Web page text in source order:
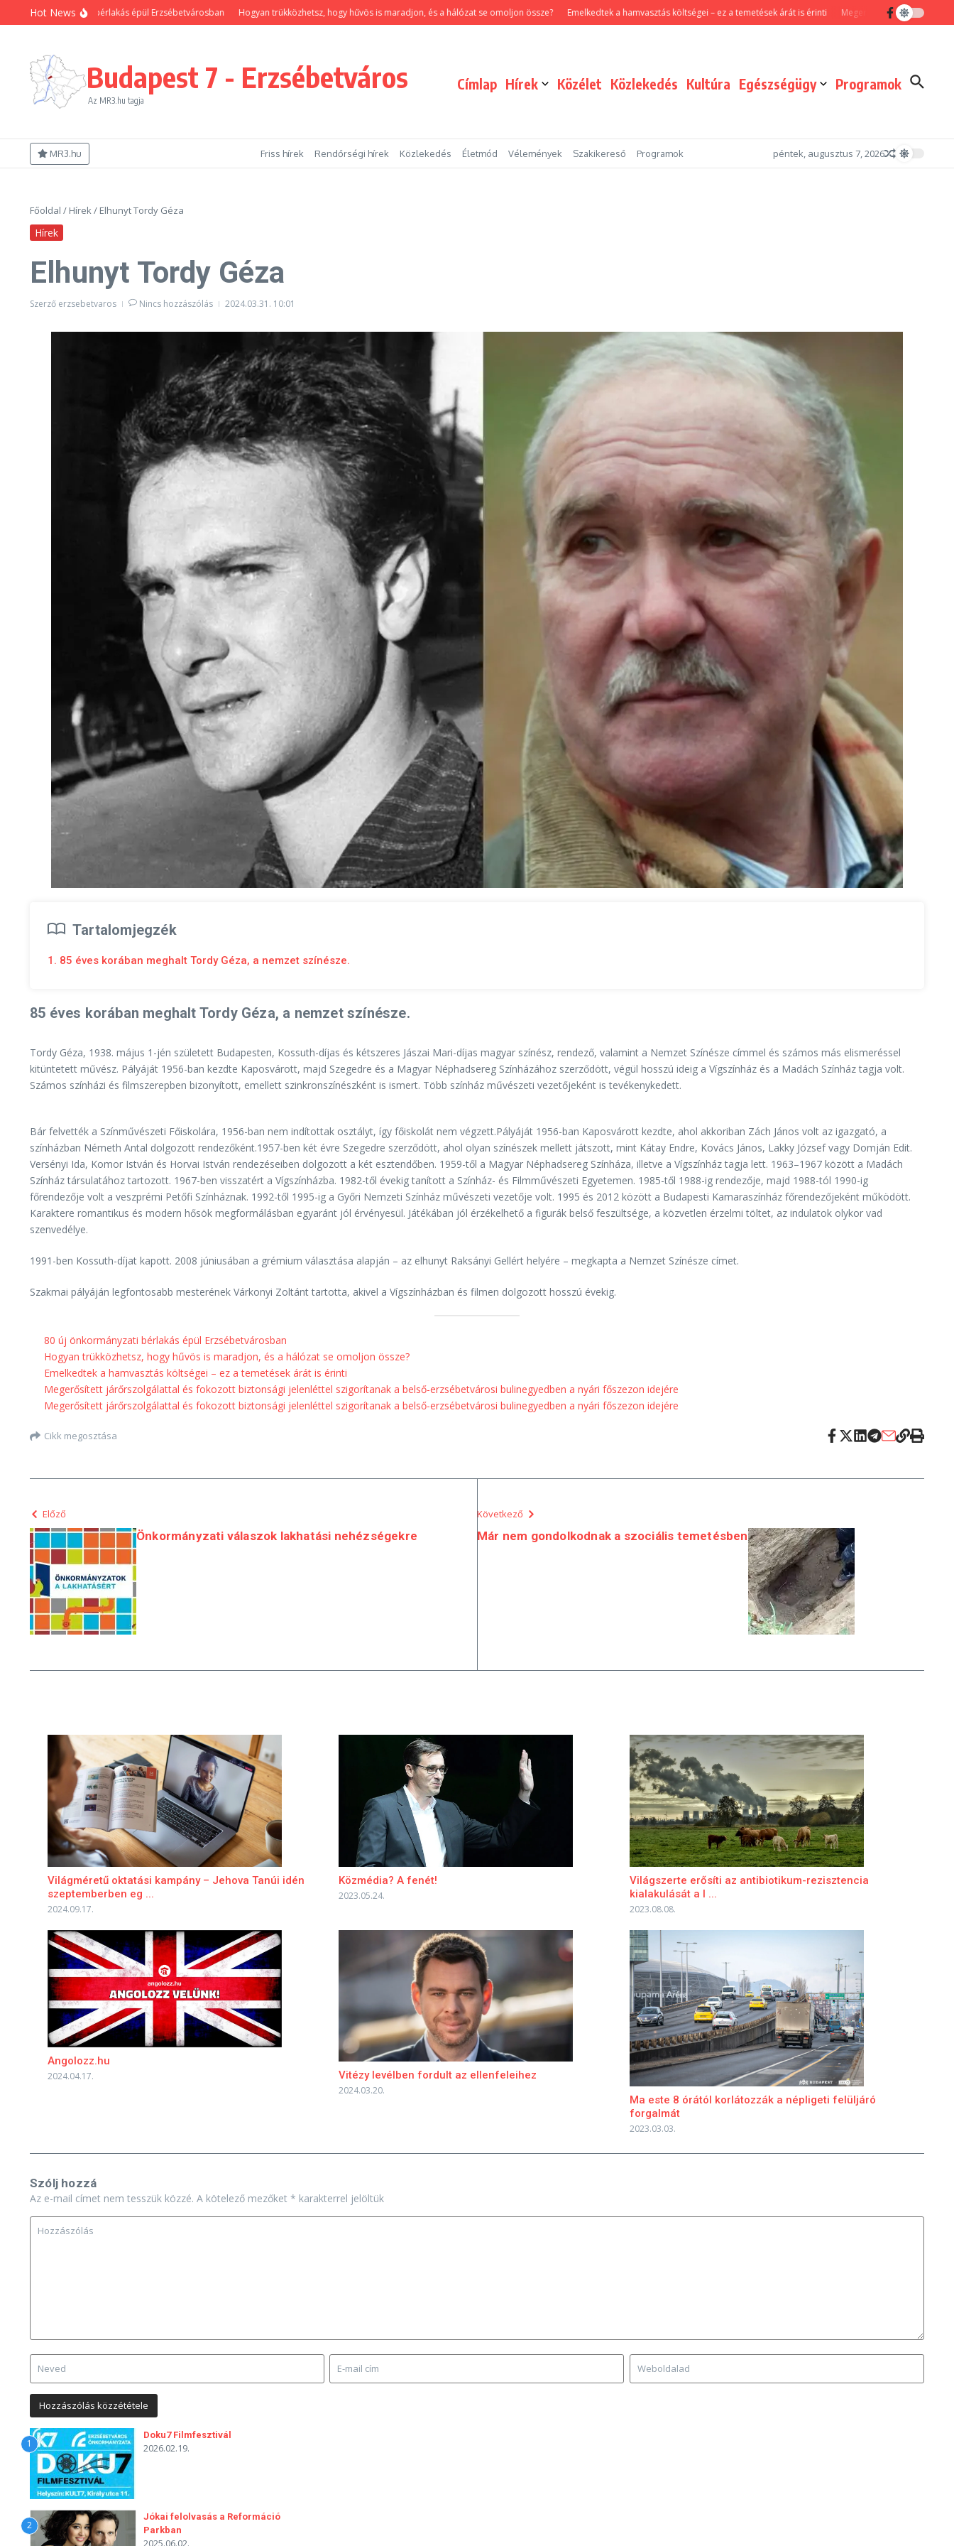
Ugrás a tartalomhoz
Hot Newsbérlakás épül Erzsébetvárosban Hogyan trükközhetsz, hogy hűvös is maradjon, és a hálózat se omoljon össze? Emelkedtek a hamvasztás költségei – ez a temetések árát is érinti Megerősített járőrszolgálattal és
Budapest 7 - Erzsébetváros
Az MR3.hu tagja
Címlap Hírek Közélet Közlekedés Kultúra Egészségügy Programok
MR3.hu Friss hírek Rendőrségi hírek Közlekedés Életmód Vélemények Szakikereső Programok péntek, augusztus 7, 2026
Főoldal / Hírek/ Elhunyt Tordy Géza
Hírek
Elhunyt Tordy Géza
Szerző erzsebetvaros Nincs hozzászólás 2024.03.31. 10:01
Tartalomjegzék
1. 85 éves korában meghalt Tordy Géza, a nemzet színésze.
85 éves korában meghalt Tordy Géza, a nemzet színésze.
Tordy Géza, 1938. május 1-jén született Budapesten, Kossuth-díjas és kétszeres Jászai Mari-díjas magyar színész, rendező, valamint a Nemzet Színésze címmel és számos más elismeréssel
kitüntetett művész. Pályáját 1956-ban kezdte Kaposvárott, majd Szegedre és a Magyar Néphadsereg Színházához szerződött, végül hosszú ideig a Vígszínház és a Madách Színház tagja volt.
Számos színházi és filmszerepben bizonyított, emellett szinkronszínészként is ismert. Több színház művészeti vezetőjeként is tevékenykedett.
Bár felvették a Színművészeti Főiskolára, 1956-ban nem indítottak osztályt, így főiskolát nem végzett.Pályáját 1956-ban Kaposvárott kezdte, ahol akkoriban Zách János volt az igazgató, a
színházban Németh Antal dolgozott rendezőként.1957-ben két évre Szegedre szerződött, ahol olyan színészek mellett játszott, mint Kátay Endre, Kovács János, Lakky József vagy Domján Edit.
Versényi Ida, Komor István és Horvai István rendezéseiben dolgozott a két esztendőben. 1959-től a Magyar Néphadsereg Színháza, illetve a Vígszínház tagja lett. 1963–1967 között a Madách
Színház társulatához tartozott. 1967-ben visszatért a Vígszínházba. 1982-től évekig tanított a Színház- és Filmművészeti Egyetemen. 1985-től 1988-ig rendezője, majd 1988-tól 1990-ig
főrendezője volt a veszprémi Petőfi Színháznak. 1992-től 1995-ig a Győri Nemzeti Színház művészeti vezetője volt. 1995 és 2012 között a Budapesti Kamaraszínház főrendezőjeként működött.
Karaktere romantikus és modern hősök megformálásban egyaránt jól érvényesül. Játékában jól érzékelhető a figurák belső feszültsége, a közvetlen érzelmi töltet, az indulatok olykor vad
szenvedélye.
1991-ben Kossuth-díjat kapott. 2008 júniusában a grémium választása alapján – az elhunyt Raksányi Gellért helyére – megkapta a Nemzet Színésze címet.
Szakmai pályáján legfontosabb mesterének Várkonyi Zoltánt tartotta, akivel a Vígszínházban és filmen dolgozott hosszú évekig.
80 új önkormányzati bérlakás épül Erzsébetvárosban
Hogyan trükközhetsz, hogy hűvös is maradjon, és a hálózat se omoljon össze?
Emelkedtek a hamvasztás költségei – ez a temetések árát is érinti
Megerősített járőrszolgálattal és fokozott biztonsági jelenléttel szigorítanak a belső-erzsébetvárosi bulinegyedben a nyári főszezon idejére
Megerősített járőrszolgálattal és fokozott biztonsági jelenléttel szigorítanak a belső-erzsébetvárosi bulinegyedben a nyári főszezon idejére
Cikk megosztása
Előző
Önkormányzati válaszok lakhatási nehézségekre
Következő
Már nem gondolkodnak a szociális temetésben
Világméretű oktatási kampány – Jehova Tanúi idén
szeptemberben eg ...
2024.09.17.
Közmédia? A fenét!
2023.05.24.
Világszerte erősíti az antibiotikum-rezisztencia
kialakulását a l ...
2023.08.08.
Angolozz.hu
2024.04.17. Vitézy levélben fordult az ellenfeleihez
2024.03.20.
Ma este 8 órától korlátozzák a népligeti felüljáró
forgalmát
2023.03.03.
Szólj hozzá
Az e-mail címet nem tesszük közzé. A kötelező mezőket * karakterrel jelöltük
1
Doku7 Filmfesztivál
2026.02.19.
2
Jókai felolvasás a Reformáció
Parkban
2025.06.02.